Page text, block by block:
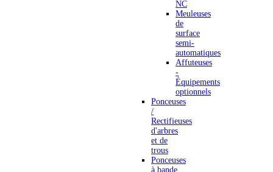
NC
Meuleuses
de
surface
semi-
automatiques
Affuteuses
-
Équipements
optionnels
Ponceuses
/
Rectifieuses
d'arbres
et de
trous
Ponceuses
à bande